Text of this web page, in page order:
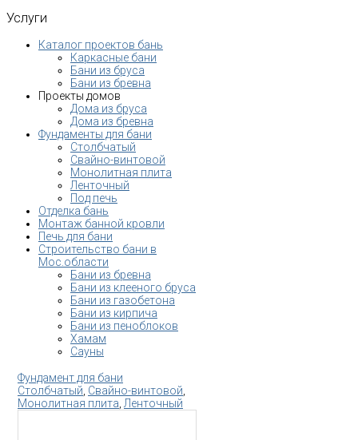
Услуги
Каталог проектов бань
Каркасные бани
Бани из бруса
Бани из бревна
Проекты домов
Дома из бруса
Дома из бревна
Фундаменты для бани
Столбчатый
Свайно-винтовой
Монолитная плита
Ленточный
Под печь
Отделка бань
Монтаж банной кровли
Печь для бани
Строительство бани в
Мос.области
Бани из бревна
Бани из клееного бруса
Бани из газобетона
Бани из кирпича
Бани из пеноблоков
Хамам
Сауны
Фундамент для бани
Столбчатый Свайно-винтовой
Монолитная плита Ленточный